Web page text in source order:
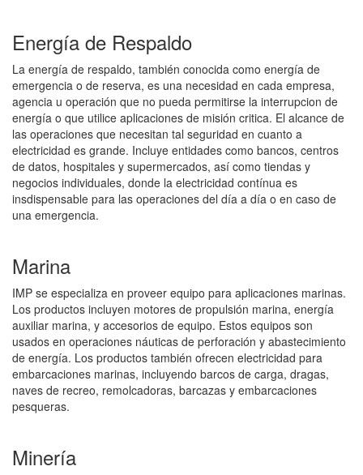
Energía de Respaldo
La energía de respaldo, también conocida como energía de
emergencia o de reserva, es una necesidad en cada empresa,
agencia u operación que no pueda permitirse la interrupcion de
energía o que utilice aplicaciones de misión critica. El alcance de
las operaciones que necesitan tal seguridad en cuanto a
electricidad es grande. Incluye entidades como bancos, centros
de datos, hospitales y supermercados, así como tiendas y
negocios individuales, donde la electricidad contínua es
insdispensable para las operaciones del día a día o en caso de
una emergencia.
Marina
IMP se especializa en proveer equipo para aplicaciones marinas.
Los productos incluyen motores de propulsión marina, energía
auxiliar marina, y accesorios de equipo. Estos equipos son
usados en operaciones náuticas de perforación y abastecimiento
de energía. Los productos también ofrecen electricidad para
embarcaciones marinas, incluyendo barcos de carga, dragas,
naves de recreo, remolcadoras, barcazas y embarcaciones
pesqueras.
Minería